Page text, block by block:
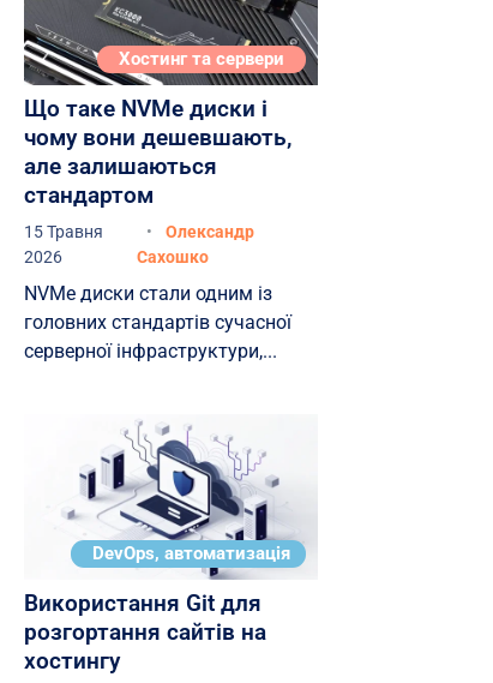
Хостинг та сервери
Що таке NVMe диски і
чому вони дешевшають,
але залишаються
стандартом
15 Травня
2026
Олександр
Сахошко
NVMe диски стали одним із
головних стандартів сучасної
серверної інфраструктури,...
DevOps, автоматизація
Використання Git для
розгортання сайтів на
хостингу